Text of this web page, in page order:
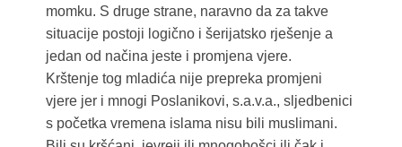
momku. S druge strane, naravno da za takve
situacije postoji logično i šerijatsko rješenje a
jedan od načina jeste i promjena vjere.
Krštenje tog mladića nije prepreka promjeni
vjere jer i mnogi Poslanikovi, s.a.v.a., sljedbenici
s početka vremena islama nisu bili muslimani.